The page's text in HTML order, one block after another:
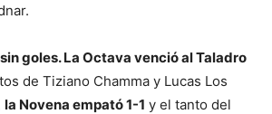
goles. La Octava venció al Taladro
de Tiziano Chamma y Lucas Los
la Novena empató 1-1 y el tanto del